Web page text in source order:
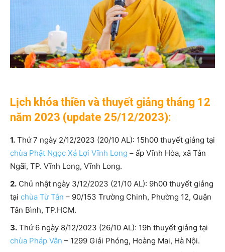
Lịch khóa thiền và thuyết giảng tháng 12
năm 2023 (update 25/12/2023):
1. Thứ 7 ngày 2/12/2023 (20/10 AL): 15h00 thuyết giảng tại
chùa Phật Ngọc Xá Lợi Vĩnh Long – ấp Vĩnh Hòa, xã Tân
Ngãi, TP. Vĩnh Long, Vĩnh Long.
2. Chủ nhật ngày 3/12/2023 (21/10 AL): 9h00 thuyết giảng
tại chùa Từ Tân – 90/153 Trường Chinh, Phường 12, Quận
Tân Bình, TP.HCM.
3. Thứ 6 ngày 8/12/2023 (26/10 AL): 19h thuyết giảng tại
chùa Pháp Vân – 1299 Giải Phóng, Hoàng Mai, Hà Nội.